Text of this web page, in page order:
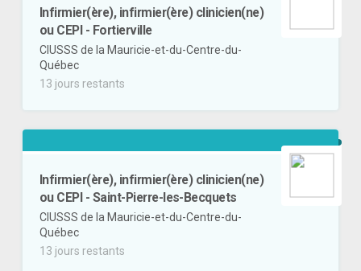
Infirmier(ère), infirmier(ère) clinicien(ne)
ou CEPI - Fortierville
CIUSSS de la Mauricie-et-du-Centre-du-
Québec
13 jours restants
Infirmier(ère), infirmier(ère) clinicien(ne)
ou CEPI - Saint-Pierre-les-Becquets
CIUSSS de la Mauricie-et-du-Centre-du-
Québec
13 jours restants